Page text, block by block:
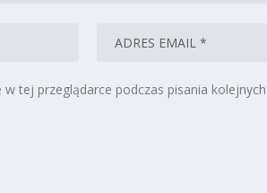
tej przeglądarce podczas pisania